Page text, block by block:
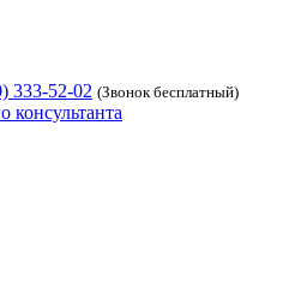
333-52-02 (Звонок бесплатный)
консультанта